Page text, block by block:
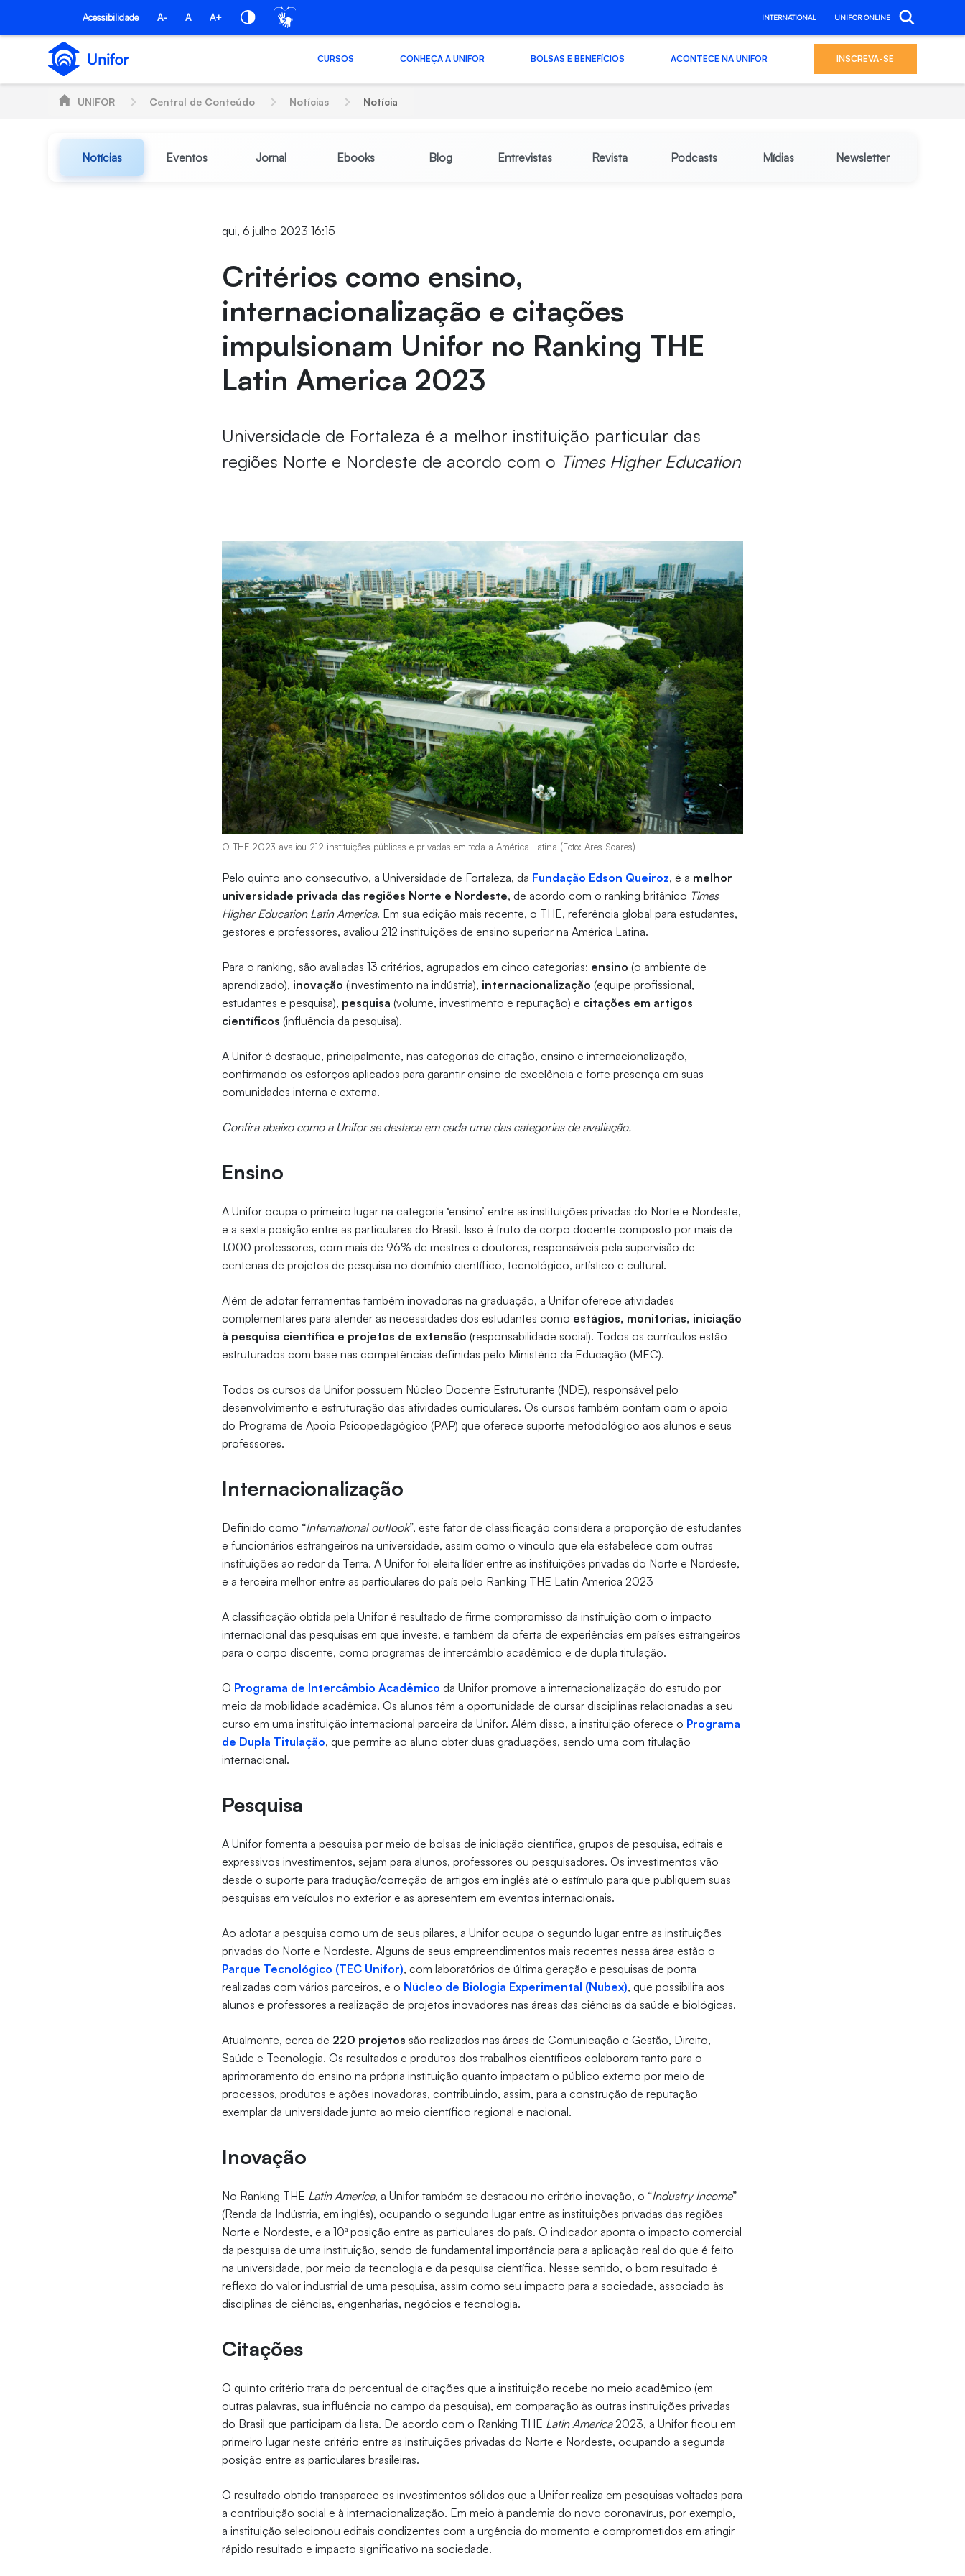
Pular para o Conteúdo principal
Acessibilidade A- A A+ INTERNATIONAL UNIFOR ONLINE
CURSOS CONHEÇA A UNIFOR BOLSAS E BENEFÍCIOS ACONTECE NA UNIFOR INSCREVA-SE
UNIFOR Central de Conteúdo Notícias Notícia
Notícias Eventos Jornal Ebooks Blog Entrevistas Revista Podcasts Mídias Newsletter
qui, 6 julho 2023 16:15
Critérios como ensino,
internacionalização e citações
impulsionam Unifor no Ranking THE
Latin America 2023
Universidade de Fortaleza é a melhor instituição particular das
regiões Norte e Nordeste de acordo com o Times Higher Education
O THE 2023 avaliou 212 instituições públicas e privadas em toda a América Latina (Foto: Ares Soares)
Pelo quinto ano consecutivo, a Universidade de Fortaleza, da Fundação Edson Queiroz, é a melhor
universidade privada das regiões Norte e Nordeste, de acordo com o ranking britânico Times
Higher Education Latin America. Em sua edição mais recente, o THE, referência global para estudantes,
gestores e professores, avaliou 212 instituições de ensino superior na América Latina.
Para o ranking, são avaliadas 13 critérios, agrupados em cinco categorias: ensino (o ambiente de
aprendizado), inovação (investimento na indústria), internacionalização (equipe profissional,
estudantes e pesquisa), pesquisa (volume, investimento e reputação) e citações em artigos
científicos (influência da pesquisa).
A Unifor é destaque, principalmente, nas categorias de citação, ensino e internacionalização,
confirmando os esforços aplicados para garantir ensino de excelência e forte presença em suas
comunidades interna e externa.
Confira abaixo como a Unifor se destaca em cada uma das categorias de avaliação.
Ensino
A Unifor ocupa o primeiro lugar na categoria ‘ensino’ entre as instituições privadas do Norte e Nordeste,
e a sexta posição entre as particulares do Brasil. Isso é fruto de corpo docente composto por mais de
1.000 professores, com mais de 96% de mestres e doutores, responsáveis pela supervisão de
centenas de projetos de pesquisa no domínio científico, tecnológico, artístico e cultural.
Além de adotar ferramentas também inovadoras na graduação, a Unifor oferece atividades
complementares para atender as necessidades dos estudantes como estágios, monitorias, iniciação
à pesquisa científica e projetos de extensão (responsabilidade social). Todos os currículos estão
estruturados com base nas competências definidas pelo Ministério da Educação (MEC).
Todos os cursos da Unifor possuem Núcleo Docente Estruturante (NDE), responsável pelo
desenvolvimento e estruturação das atividades curriculares. Os cursos também contam com o apoio
do Programa de Apoio Psicopedagógico (PAP) que oferece suporte metodológico aos alunos e seus
professores.
Internacionalização
Definido como “International outlook”, este fator de classificação considera a proporção de estudantes
e funcionários estrangeiros na universidade, assim como o vínculo que ela estabelece com outras
instituições ao redor da Terra. A Unifor foi eleita líder entre as instituições privadas do Norte e Nordeste,
e a terceira melhor entre as particulares do país pelo Ranking THE Latin America 2023
A classificação obtida pela Unifor é resultado de firme compromisso da instituição com o impacto
internacional das pesquisas em que investe, e também da oferta de experiências em países estrangeiros
para o corpo discente, como programas de intercâmbio acadêmico e de dupla titulação.
O Programa de Intercâmbio Acadêmico da Unifor promove a internacionalização do estudo por
meio da mobilidade acadêmica. Os alunos têm a oportunidade de cursar disciplinas relacionadas a seu
curso em uma instituição internacional parceira da Unifor. Além disso, a instituição oferece o Programa
de Dupla Titulação, que permite ao aluno obter duas graduações, sendo uma com titulação
internacional.
Pesquisa
A Unifor fomenta a pesquisa por meio de bolsas de iniciação científica, grupos de pesquisa, editais e
expressivos investimentos, sejam para alunos, professores ou pesquisadores. Os investimentos vão
desde o suporte para tradução/correção de artigos em inglês até o estímulo para que publiquem suas
pesquisas em veículos no exterior e as apresentem em eventos internacionais.
Ao adotar a pesquisa como um de seus pilares, a Unifor ocupa o segundo lugar entre as instituições
privadas do Norte e Nordeste. Alguns de seus empreendimentos mais recentes nessa área estão o
Parque Tecnológico (TEC Unifor), com laboratórios de última geração e pesquisas de ponta
realizadas com vários parceiros, e o Núcleo de Biologia Experimental (Nubex), que possibilita aos
alunos e professores a realização de projetos inovadores nas áreas das ciências da saúde e biológicas.
Atualmente, cerca de 220 projetos são realizados nas áreas de Comunicação e Gestão, Direito,
Saúde e Tecnologia. Os resultados e produtos dos trabalhos científicos colaboram tanto para o
aprimoramento do ensino na própria instituição quanto impactam o público externo por meio de
processos, produtos e ações inovadoras, contribuindo, assim, para a construção de reputação
exemplar da universidade junto ao meio científico regional e nacional.
Inovação
No Ranking THE Latin America, a Unifor também se destacou no critério inovação, o “Industry Income”
(Renda da Indústria, em inglês), ocupando o segundo lugar entre as instituições privadas das regiões
Norte e Nordeste, e a 10ª posição entre as particulares do país. O indicador aponta o impacto comercial
da pesquisa de uma instituição, sendo de fundamental importância para a aplicação real do que é feito
na universidade, por meio da tecnologia e da pesquisa científica. Nesse sentido, o bom resultado é
reflexo do valor industrial de uma pesquisa, assim como seu impacto para a sociedade, associado às
disciplinas de ciências, engenharias, negócios e tecnologia.
Citações
O quinto critério trata do percentual de citações que a instituição recebe no meio acadêmico (em
outras palavras, sua influência no campo da pesquisa), em comparação às outras instituições privadas
do Brasil que participam da lista. De acordo com o Ranking THE Latin America2023, a Unifor ficou em
primeiro lugar neste critério entre as instituições privadas do Norte e Nordeste, ocupando a segunda
posição entre as particulares brasileiras.
O resultado obtido transparece os investimentos sólidos que a Unifor realiza em pesquisas voltadas para
a contribuição social e à internacionalização. Em meio à pandemia do novo coronavírus, por exemplo,
a instituição selecionou editais condizentes com a urgência do momento e comprometidos em atingir
rápido resultado e impacto significativo na sociedade.